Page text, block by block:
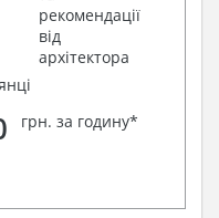
рекомендації
від
архітектора
грн. за годину*